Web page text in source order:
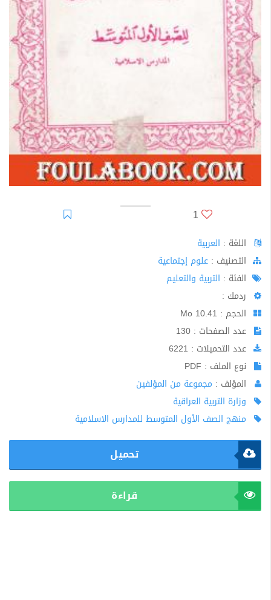
1
اللغة : العربية
اﻟﺘﺼﻨﻴﻒ : علوم إجتماعية
الفئة : التربية والتعليم
ردمك :
الحجم : 10.41 Mo
عدد الصفحات : 130
عدد التحميلات : 6221
نوع الملف : PDF
المؤلف : مجموعة من المؤلفين
وزارة التربية العراقية
منهج الصف الأول المتوسط للمدارس الاسلامية
تحميل
قراءة